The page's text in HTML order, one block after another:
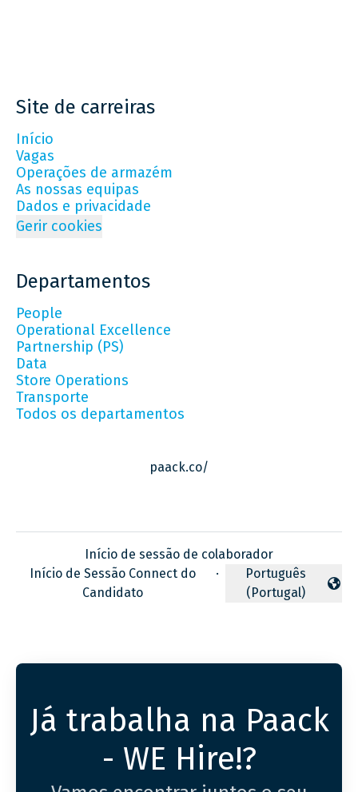
Site de carreiras
Início
Vagas
Operações de armazém
As nossas equipas
Dados e privacidade
Gerir cookies
Departamentos
People
Operational Excellence
Partnership (PS)
Data
Store Operations
Transporte
Todos os departamentos
paack.co/
Início de sessão de colaborador
Início de Sessão Connect do
Candidato
·
Alterar idioma
Português
(Portugal)
Já trabalha na Paack
- WE Hire!?